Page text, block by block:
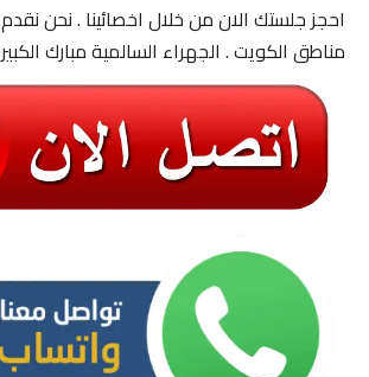
احجز جلستك الان من خلال اخصائينا . نحن
مناطق الكويت . الجهراء السالمية مبارك